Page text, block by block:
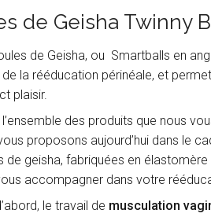
de Geisha Twinny
de Geisha, ou Smartballs en
la rééducation périnéale, et
plaisir.
l’ensemble des produits que nous
proposons aujourd’hui dans le
de geisha, fabriquées en
accompagner dans votre
le travail de musculation